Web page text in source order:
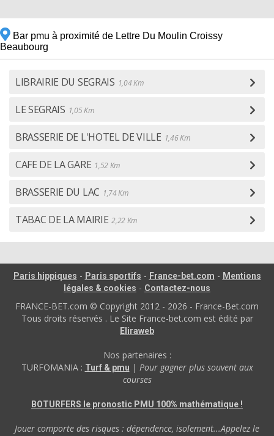
Bar pmu à proximité de Lettre Du Moulin Croissy
Beaubourg
LIBRAIRIE DU SEGRAIS 1,04 Km
LE SEGRAIS 1,05 Km
BRASSERIE DE L'HOTEL DE VILLE 1,46 Km
CAFE DE LA GARE 1,52 Km
BRASSERIE DU LAC 1,74 Km
TABAC DE LA MAIRIE 2,22 Km
Paris hippiques - Paris sportifs - France-bet.com - Mentions
légales & cookies - Contactez-nous
FRANCE-BET.com © Copyright 2012 - 2026 - France-Bet.com
Tous droits réservés . Le Site France-bet.com est édité par
Eliraweb
Nos partenaires :
TURFOMANIA : Turf & pmu | Pour gagner plus souvent aux
courses
BOTURFERS le pronostic PMU 100% mathématique !
Jouer comporte des risques : dépendence, isolement...Appelez le